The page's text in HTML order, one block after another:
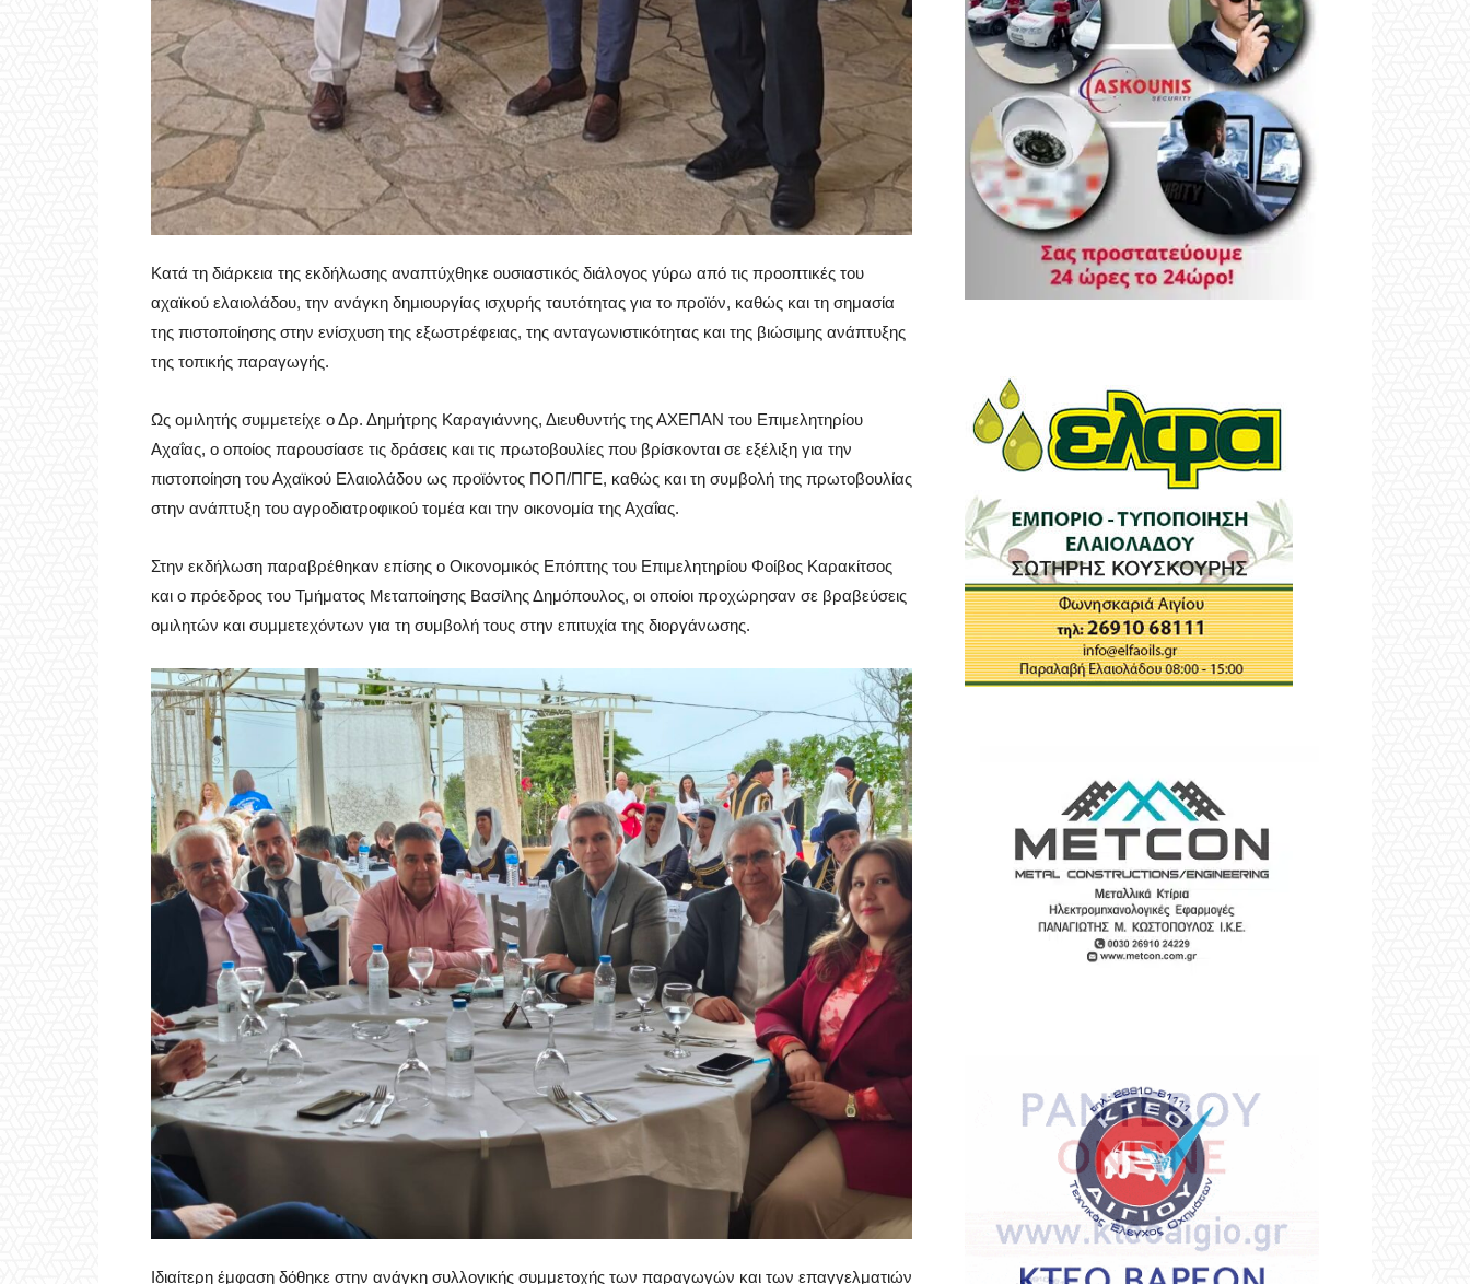
Κατά τη διάρκεια της εκδήλωσης αναπτύχθηκε ουσιαστικός διάλογος γύρω από τις προοπτικές του
αχαϊκού ελαιολάδου, την ανάγκη δημιουργίας ισχυρής ταυτότητας για το προϊόν, καθώς και τη σημασία
της πιστοποίησης στην ενίσχυση της εξωστρέφειας, της ανταγωνιστικότητας και της βιώσιμης ανάπτυξης
της τοπικής παραγωγής.
Ως ομιλητής συμμετείχε ο Δρ. Δημήτρης Καραγιάννης, Διευθυντής της ΑΧΕΠΑΝ του Επιμελητηρίου
Αχαΐας, ο οποίος παρουσίασε τις δράσεις και τις πρωτοβουλίες που βρίσκονται σε εξέλιξη για την
πιστοποίηση του Αχαϊκού Ελαιολάδου ως προϊόντος ΠΟΠ/ΠΓΕ, καθώς και τη συμβολή της πρωτοβουλίας
στην ανάπτυξη του αγροδιατροφικού τομέα και την οικονομία της Αχαΐας.
Στην εκδήλωση παραβρέθηκαν επίσης ο Οικονομικός Επόπτης του Επιμελητηρίου Φοίβος Καρακίτσος
και ο πρόεδρος του Τμήματος Μεταποίησης Βασίλης Δημόπουλος, οι οποίοι προχώρησαν σε βραβεύσεις
ομιλητών και συμμετεχόντων για τη συμβολή τους στην επιτυχία της διοργάνωσης.
Ιδιαίτερη έμφαση δόθηκε στην ανάγκη συλλογικής συμμετοχής των παραγωγών και των επαγγελματιών